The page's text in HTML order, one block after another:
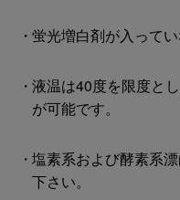
蛍光増白剤が入って
液温は40度を限度と
が可能です。
塩素系および酵素系
下さい。